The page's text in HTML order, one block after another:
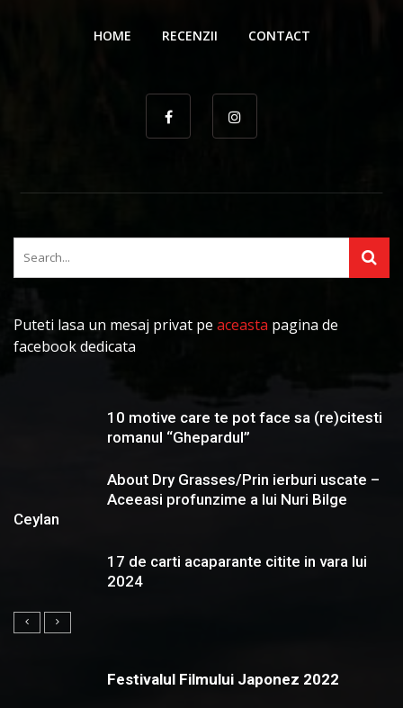
HOME RECENZII CONTACT
Puteti lasa un mesaj privat pe aceasta pagina de
facebook dedicata
10 motive care te pot face sa (re)citesti
romanul “Ghepardul”
About Dry Grasses/Prin ierburi uscate –
Aceeasi profunzime a lui Nuri Bilge
Ceylan
17 de carti acaparante citite in vara lui
2024
Festivalul Filmului Japonez 2022